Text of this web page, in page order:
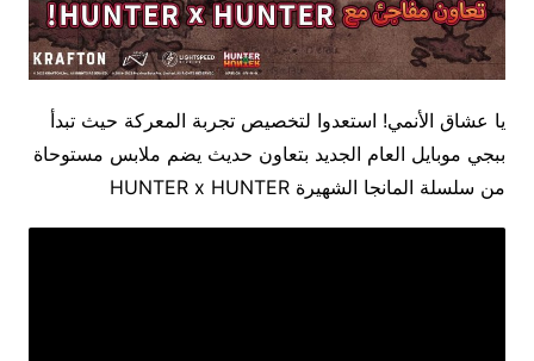
يا عشاق الأنمي! استعدوا لتخصيص تجربة المعركة حيث تبدأ
ببجي موبايل العام الجديد بتعاون حديث يضم ملابس مستوحاة
من سلسلة المانجا الشهيرة HUNTER x HUNTER